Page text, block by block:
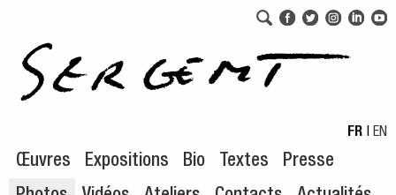
FR | EN
Œuvres Expositions Bio Textes
Presse